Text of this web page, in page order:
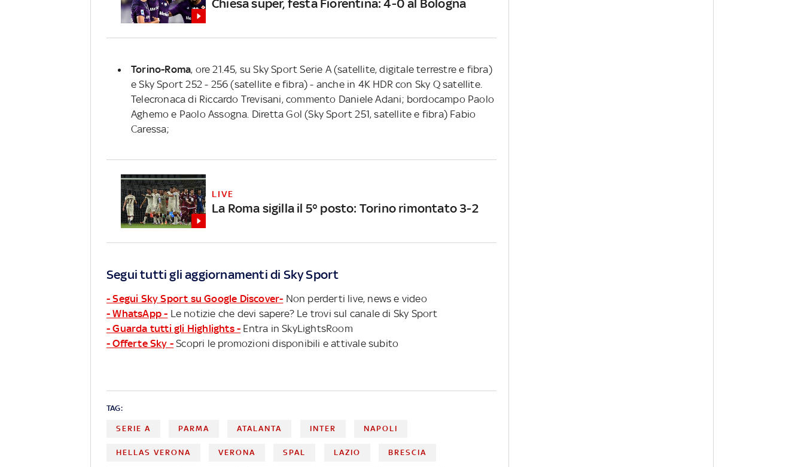
Chiesa super, festa Fiorentina: 4-0 al Bologna
Torino-Roma, ore 21.45, su Sky Sport Serie A (satellite, digitale terrestre e fibra)
e Sky Sport 252 - 256 (satellite e fibra) - anche in 4K HDR con Sky Q satellite.
Telecronaca di Riccardo Trevisani, commento Daniele Adani; bordocampo Paolo
Aghemo e Paolo Assogna. Diretta Gol (Sky Sport 251, satellite e fibra) Fabio
Caressa;
LIVE
La Roma sigilla il 5° posto: Torino rimontato 3-2
Segui tutti gli aggiornamenti di Sky Sport
- Segui Sky Sport su Google Discover- Non perderti live, news e video
- WhatsApp - Le notizie che devi sapere? Le trovi sul canale di Sky Sport
- Guarda tutti gli Highlights - Entra in SkyLightsRoom
- Offerte Sky - Scopri le promozioni disponibili e attivale subito
TAG:
SERIE A PARMA ATALANTA INTER NAPOLI
HELLAS VERONA VERONA SPAL LAZIO BRESCIA